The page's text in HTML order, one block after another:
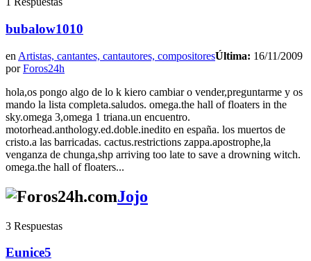
bubalow1010
en Artistas, cantantes, cantautores, compositoresÚltima: 16/11/2009
porForos24h
hola,os pongo algo de lo k kiero cambiar o vender,preguntarme y os
mando la lista completa.saludos. omega.the hall of floaters in the
sky.omega 3,omega 1 triana.un encuentro.
motorhead.anthology.ed.doble.inedito en españa. los muertos de
cristo.a las barricadas. cactus.restrictions zappa.apostrophe,la
venganza de chunga,shp arriving too late to save a drowning witch.
omega.the hall of floaters...
Jojo
3 Respuestas
Eunice5